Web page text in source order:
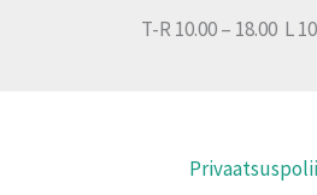
T-R 10.00 – 18.00 L